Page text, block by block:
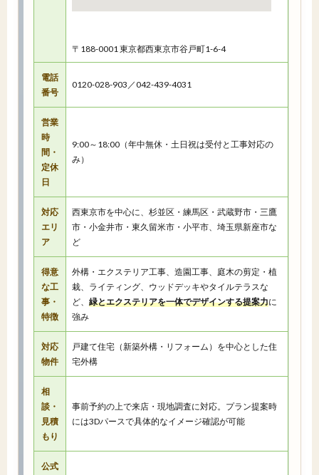
〒188-0001 東京都西東京市谷戸町1-6-4
電話
番号
0120-028-903／042-439-4031
営業
時
間・
定休
日
9:00～18:00（年中無休・土日祝は受付と工事対応の
み）
対応
エリ
ア
西東京市を中心に、杉並区・練馬区・武蔵野市・三鷹
市・小金井市・東久留米市・小平市、埼玉県新座市な
ど
得意
な工
事・
特徴
外構・エクステリア工事、造園工事、庭木の剪定・植
栽、ライティング、ウッドデッキやタイルテラスな
ど、 緑とエクステリアを一体でデザインする提案力に
強み
対応
物件
戸建て住宅（新築外構・リフォーム）を中心とした住
宅外構
相
談・
見積
もり
事前予約の上で来店・現地調査に対応。プラン提案時
には3Dパースで具体的なイメージ確認が可能
公式